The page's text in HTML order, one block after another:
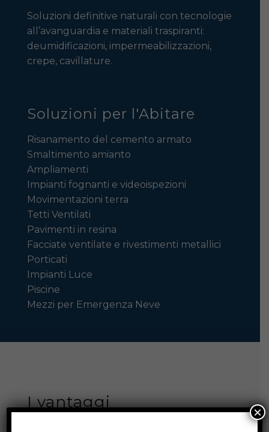
Soluzioni definitive naturali con tecnologie
all’avanguardia e materiali traspiranti:
deumidificazioni, impermeabilizzazioni,
crepe, cavillature.
Soluzioni per l'Abitare
Risanamento del cemento armato
Smaltimento amianto
Ampliamenti
Impianti fognanti e videoispezioni
Movimentazioni terra
Tetti Ventilati
Pavimenti in resina
Facciate ventilate e rivestimenti metallici
Porticati
Impianti Luce
Piscine
Mezzi per Emergenza Neve
I vantaggi
×